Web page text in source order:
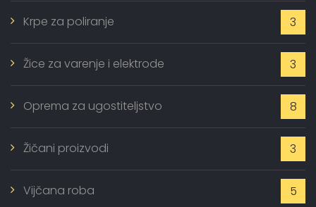
Krpe za poliranje 3
Žice za varenje i elektrode 3
Oprema za ugostiteljstvo 8
Žičani proizvodi 3
Vijčana roba 5